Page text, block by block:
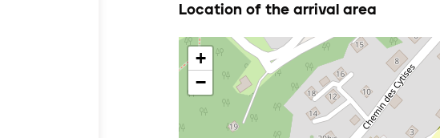
Location of the arrival area
+
−